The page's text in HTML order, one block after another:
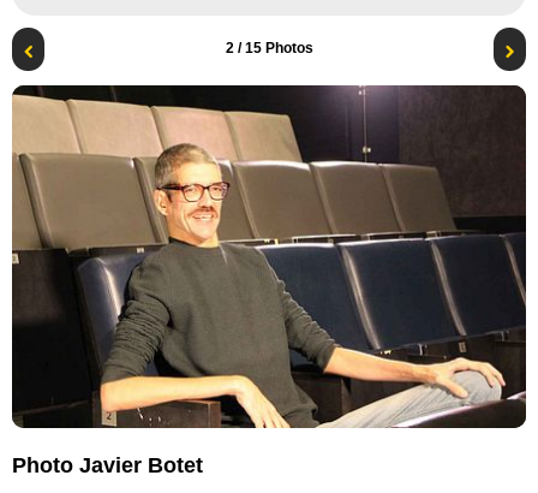
2/ 15 Photos
Photo Javier Botet